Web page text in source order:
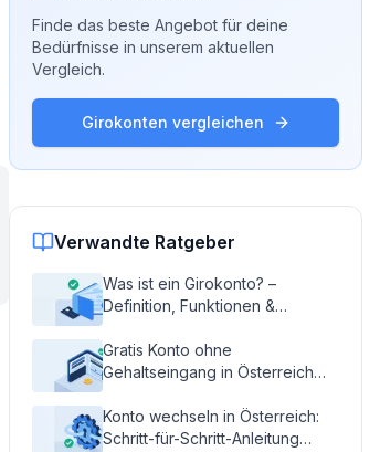
Finde das beste Angebot für deine
Bedürfnisse in unserem aktuellen
Vergleich.
Girokonten vergleichen
Verwandte Ratgeber
Was ist ein Girokonto? –
Definition, Funktionen &
Gratis Konto ohne
Gehaltseingang in Österreich
Konto wechseln in Österreich:
Schritt-für-Schritt-Anleitung